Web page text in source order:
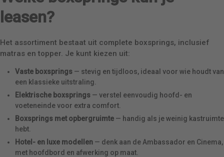
leasen?
Het assortiment bestaat uit complete boxsprings, inclusief
matras en topper. Je kunt kiezen uit:
Vaste boxsprings — stevig en tijdloos, ideaal voor wie houdt van
een klassieke uitstraling.
Elektrische boxsprings — verstel eenvoudig hoofd- en
voeteneinde voor extra comfort.
Boxsprings met opbergruimte — handig als je weinig kastruimte
hebt.
Hotel- en luxe modellen — denk aan de Ambassador en Cinema,
met hoofdbord en afwerking op maat.